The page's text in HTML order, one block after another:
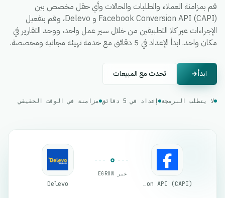
قم بمزامنة العملاء والطلبات والحالات وأي حقل مخصص بين
Facebook Conversion API (CAPI) و Delevo، وقم بتفعيل
الإجراءات عبر كلا التطبيقين من خلال سير عمل واحد، ووحد التقارير في
مكان واحد. ابدأ الإعداد في 5 دقائق مع خدمة تهيئة مجانية ومخصصة.
ابدأ تحدث مع المبيعات
لا يتطلب البرمجة إعداد في 5 دقائق مزامنة في الوقت الحقيقي
Facebook Conversion API (CAPI)
عبر EGROW
Delevo